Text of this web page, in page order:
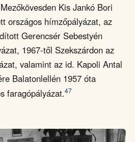
Kis Jankó Bori
országos hímzőpályázat, az
Gerencsér Sebestyén
1967-től Szekszárdon az
valamint az id. Kapoli Antal
Balatonlellén 1957 óta
faragópályázat.47